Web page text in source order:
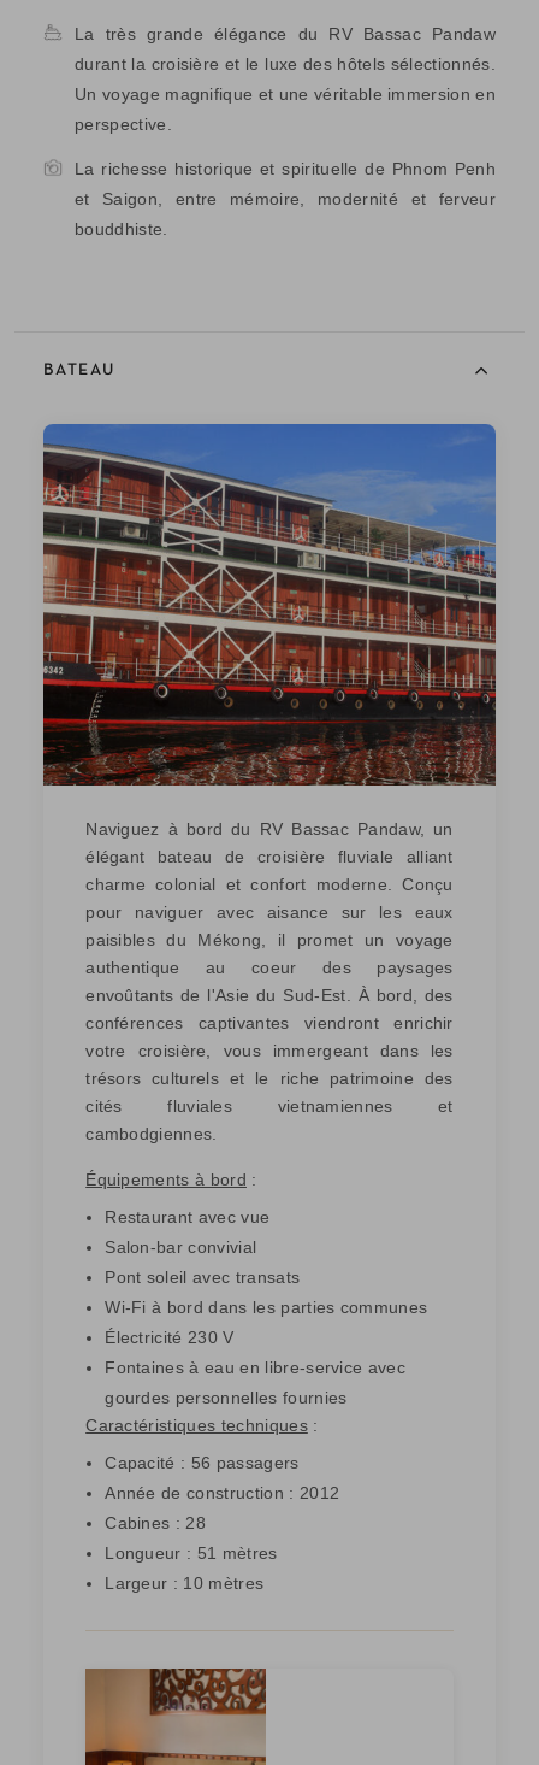
La très grande élégance du RV Bassac Pandaw
durant la croisière et le luxe des hôtels sélectionnés.
Un voyage magnifique et une véritable immersion en
perspective.
La richesse historique et spirituelle de Phnom Penh
et Saigon, entre mémoire, modernité et ferveur
bouddhiste.
BATEAU
Naviguez à bord du RV Bassac Pandaw, un
élégant bateau de croisière fluviale alliant
charme colonial et confort moderne. Conçu
pour naviguer avec aisance sur les eaux
paisibles du Mékong, il promet un voyage
authentique au coeur des paysages
envoûtants de l'Asie du Sud-Est. À bord, des
conférences captivantes viendront enrichir
votre croisière, vous immergeant dans les
trésors culturels et le riche patrimoine des
cités fluviales vietnamiennes et
cambodgiennes.
Équipements à bord :
Restaurant avec vue
Salon-bar convivial
Pont soleil avec transats
Wi-Fi à bord dans les parties communes
Électricité 230 V
Fontaines à eau en libre-service avec
gourdes personnelles fournies
Caractéristiques techniques:
Capacité : 56 passagers
Année de construction : 2012
Cabines : 28
Longueur : 51 mètres
Largeur : 10 mètres